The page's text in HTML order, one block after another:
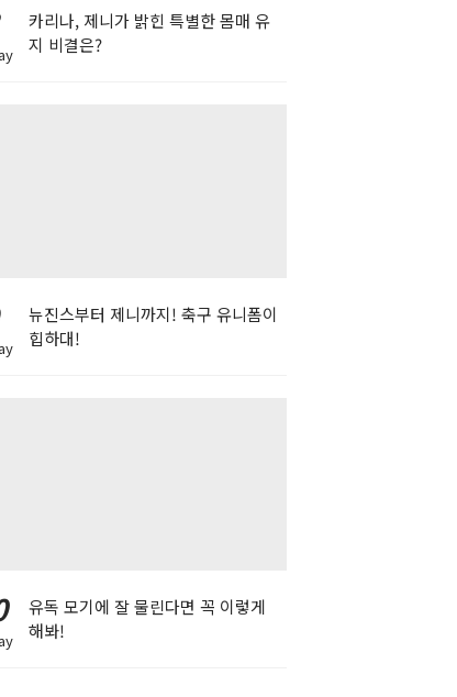
카리나, 제니가 밝힌 특별한 몸매 유
지 비결은?
뉴진스부터 제니까지! 축구 유니폼이
힙하대!
유독 모기에 잘 물린다면 꼭 이렇게
해봐!